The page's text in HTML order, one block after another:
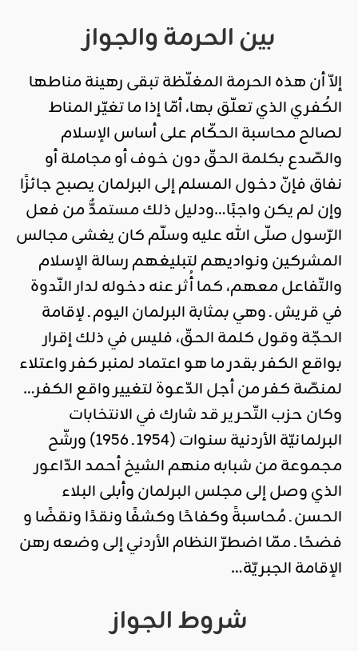
بين الحرمة والجواز
إلاّ أن هذه الحرمة المغلّظة تبقى رهينة مناطها
الكُفري الذي تعلّق بها، أمّا إذا ما تغيّر المناط
لصالح محاسبة الحكّام على أساس الإسلام
والصّدع بكلمة الحقّ دون خوف أو مجاملة أو
نفاق فإنّ دخول المسلم إلى البرلمان يصبح جائزًا
وإن لم يكن واجبًا…ودليل ذلك مستمدٌّ من فعل
الرّسول صلّى الله عليه وسلّم كان يغشى مجالس
المشركين ونواديهم لتبليغهم رسالة الإسلام
والتّفاعل معهم، كما أُثر عنه دخوله لدار النّدوة
في قريش ـ وهي بمثابة البرلمان اليوم ـ لإقامة
الحجّة وقول كلمة الحقّ، فليس في ذلك إقرار
بواقع الكفر بقدر ما هو اعتماد لمنبر كفر واعتلاء
لمنصّة كفر من أجل الدّعوة لتغيير واقع الكفر…
وكان حزب التّحرير قد شارك في الانتخابات
البرلمانيّة الأردنية سنوات (1954 ـ 1956) ورشّح
مجموعة من شبابه منهم الشيخ أحمد الدّاعور
الذي وصل إلى مجلس البرلمان وأبلى البلاء
الحسن ـ مُحاسبةً وكفاحًا وكشفًا ونقدًا ونقضًا و
فضحًا ـ ممّا اضطرّ النظام الأردني إلى وضعه رهن
الإقامة الجبريّة…
شروط الجواز